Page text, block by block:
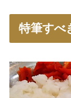
特筆すべ